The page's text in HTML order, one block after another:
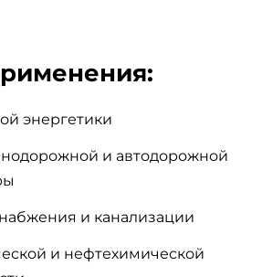
энергетики
и автодорожной
и канализации
и нефтехимической